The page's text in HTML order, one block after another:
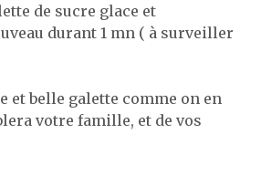
de sucre glace et
durant 1 mn ( à surveiller
et belle galette comme on en
votre famille, et de vos